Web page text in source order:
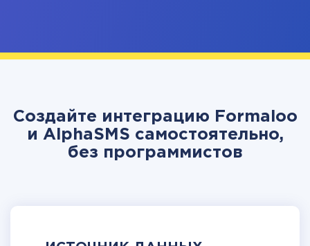
Создайте интеграцию Formaloo
и AlphaSMS самостоятельно,
без программистов